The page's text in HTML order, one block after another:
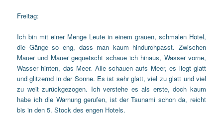
Freitag:
Ich bin mit einer Menge Leute in einem grauen, schmalen Hotel,
die Gänge so eng, dass man kaum hindurchpasst. Zwischen
Mauer und Mauer gequetscht schaue ich hinaus, Wasser vorne,
Wasser hinten, das Meer. Alle schauen aufs Meer, es liegt glatt
und glitzernd in der Sonne. Es ist sehr glatt, viel zu glatt und viel
zu weit zurückgezogen. Ich verstehe es als erste, doch kaum
habe ich die Warnung gerufen, ist der Tsunami schon da, reicht
bis in den 5. Stock des engen Hotels.